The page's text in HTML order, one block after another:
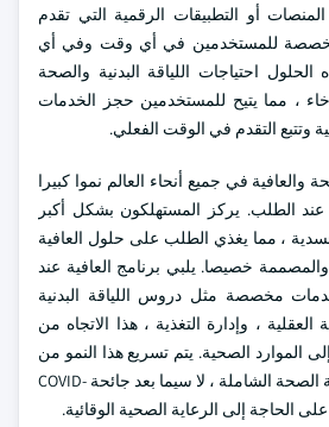
أو التطبيقات الرقمية التي تقدم
للمستخدمين في أي وقت وفي أي
احتياجات اللياقة البدنية والصحة
، مما يتيح للمستخدمين حجز الخدمات
وتتبع التقدم في الوقت الفعلي.
والعافية في جميع أنحاء العالم نموا كبيرا
الطلب. يركز المستهلكون بشكل أكبر
، مما يغذي الطلب على حلول العافية
خصيصا. يلبي برنامج العافية عند
مخصصة مثل دروس اللياقة البدنية
، وإدارة التغذية ، هذا الاتجاه من
الموارد الصحية. يتم تسريع هذا النمو من
خلال الفهم المتزايد لأهمية الصحة الشاملة ، لا سيما بعد جائحة COVID-